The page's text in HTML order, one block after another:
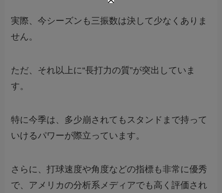
実際、今シーズンも三振数は決して少なくありま
せん。
ただ、それ以上に“長打力の質”が突出していま
す。
特に今季は、多少崩されてもスタンドまで持って
いけるパワーが際立っています。
さらに、打球速度や角度などの指標も非常に優秀
で、アメリカの分析系メディアでも高く評価され